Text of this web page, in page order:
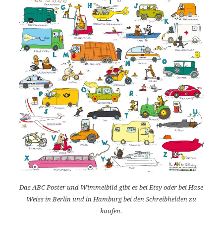
Das ABC Poster und Wimmelbild gibt es bei Etsy oder bei Hase
Weiss in Berlin und in Hamburg bei den Schreibhelden zu
kaufen.